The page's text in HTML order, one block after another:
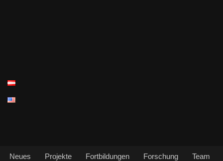
Neues Projekte Fortbildungen Forschung
Team